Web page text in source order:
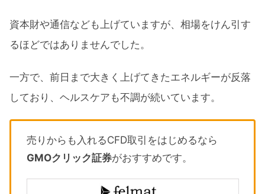
資本財や通信なども上げていますが、相場をけん引す
るほどではありませんでした。
一方で、前日まで大きく上げてきたエネルギーが反落
しており、ヘルスケアも不調が続いています。
売りからも入れるCFD取引をはじめるなら
GMOクリック証券がおすすめです。